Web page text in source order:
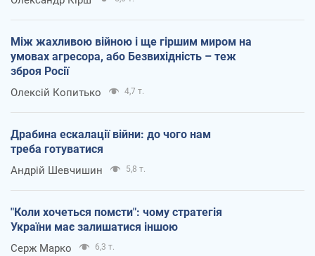
Між жахливою війною і ще гіршим миром на
умовах агресора, або Безвихідність – теж
зброя Росії
Олексій Копитько 4,7 т.
Драбина ескалації війни: до чого нам
треба готуватися
Андрій Шевчишин 5,8 т.
"Коли хочеться помсти": чому стратегія
України має залишатися іншою
Серж Марко 6,3 т.